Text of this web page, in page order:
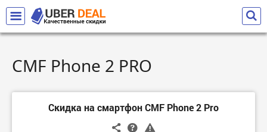
CMF Phone 2 PRO
Скидка на смартфон CMF Phone 2 Pro